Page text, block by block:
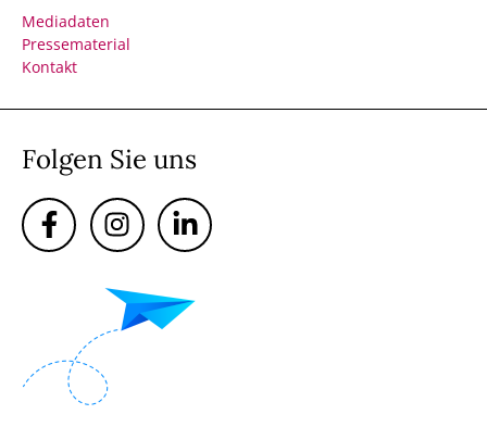
Mediadaten
Pressematerial
Kontakt
Folgen Sie uns